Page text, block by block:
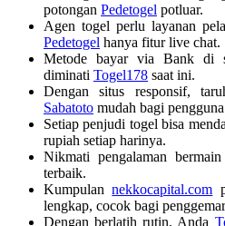
potongan Pedetogel potluar.
Agen togel perlu layanan
Pedetogel hanya fitur live chat.
Metode bayar via Bank di
diminati Togel178 saat ini.
Dengan situs responsif,
Sabatoto mudah bagi
Setiap penjudi togel bisa
rupiah setiap harinya.
Nikmati pengalaman bermain
terbaik.
Kumpulannekkocapital.com
lengkap, cocok bagi
Dengan berlatih rutin, Anda